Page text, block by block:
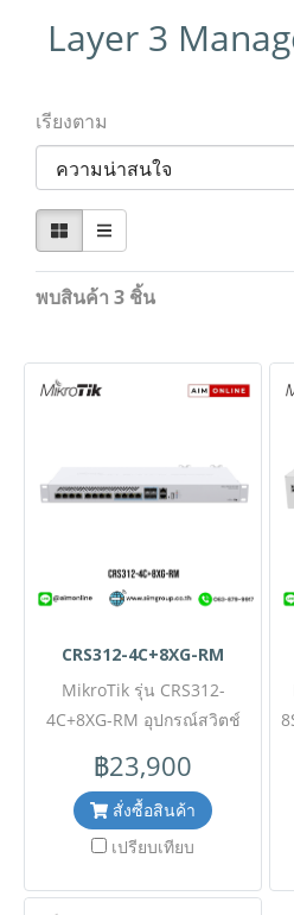
Layer 3
เรียงตาม
พบสินค้า 3 ชิ้น
CRS312-4C+8XG-RM
MikroTik รุ่น CRS312-
4C+8XG-RM อุปกรณ์สวิตช์
Router Switch) โดดเด่นเรื่อง
พอร์ตความเร็วสูงระดับ 10
Gigabit (10G) ออกแบบมาเพื่อ
ในศูนย์ข้อมูล (data center),
฿23,900
สั่งซื้อสินค้า
เปรียบเทียบ